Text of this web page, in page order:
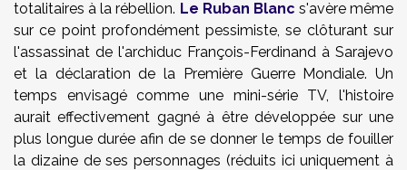
totalitaires à la rébellion. Le Ruban Blanc s'avère même
sur ce point profondément pessimiste, se clôturant sur
l'assassinat de l'archiduc François-Ferdinand à Sarajevo
et la déclaration de la Première Guerre Mondiale. Un
temps envisagé comme une mini-série TV, l'histoire
aurait effectivement gagné à être développée sur une
plus longue durée afin de se donner le temps de fouiller
la dizaine de ses personnages (réduits ici uniquement à